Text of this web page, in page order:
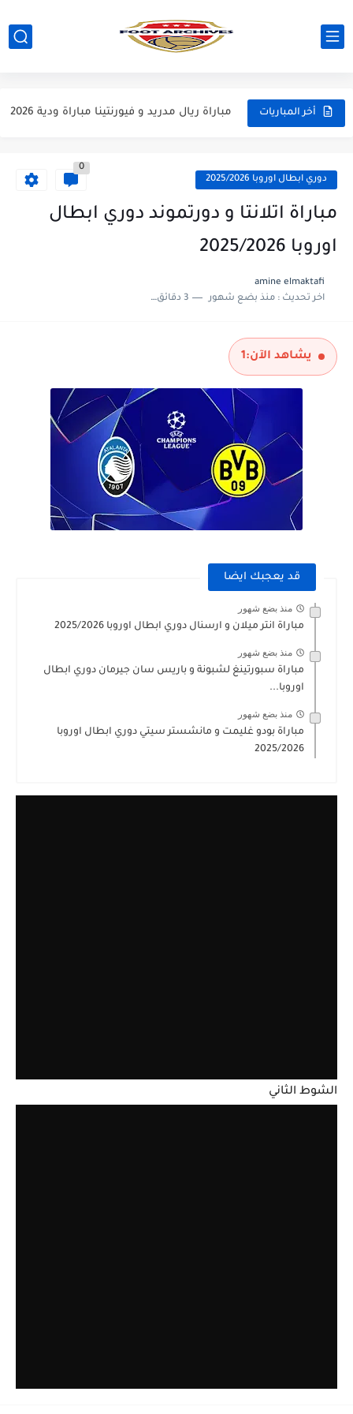
أخر المباريات
مباراة مانشستر يونايتد و اتلتيكو مدريد مباراة ودية 2026
مباراة ريال مدريد و فيورنتينا مباراة ودية 2026
مباراة برشلونة و بيرمنغهام مباراة ودية 2026
مباراة سيلتيك و ميلان مباراة ودية 2026
دوري ابطال اوروبا 2025/2026
0
مباراة اتلانتا و دورتموند دوري ابطال
اوروبا 2025/2026
amine elmaktafi
اخر تحديث :منذ بضع شهور 3 دقائق للقراءة
يشاهد الآن:1
قد يعجبك ايضا
منذ بضع شهور
مباراة انتر ميلان و ارسنال دوري ابطال اوروبا 2025/2026
منذ بضع شهور
مباراة سبورتينغ لشبونة و باريس سان جيرمان دوري ابطال
اوروبا...
منذ بضع شهور
مباراة بودو غليمت و مانشستر سيتي دوري ابطال اوروبا
2025/2026
الشوط الثاني